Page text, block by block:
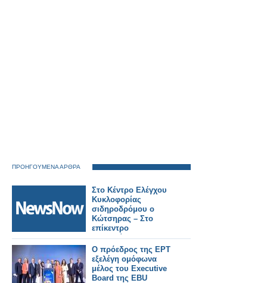
ΠΡΟΗΓΟΥΜΕΝΑ ΑΡΘΡΑ
Στο Κέντρο Ελέγχου
Κυκλοφορίας
σιδηροδρόμου ο
Κώτσηρας – Στο
επίκεντρο
τηλεδιοίκηση και
ψηφιακές υποδομές.
Ο πρόεδρος της ΕΡΤ
εξελέγη ομόφωνα
μέλος του Executive
Board της EBU